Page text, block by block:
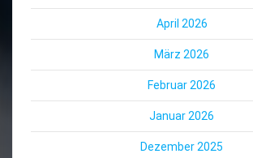
April 2026
März 2026
Februar 2026
Januar 2026
Dezember 2025